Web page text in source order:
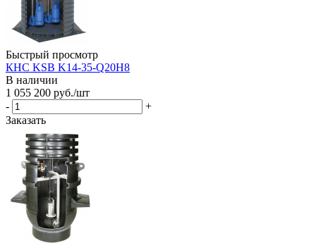
Быстрый просмотр
КНС KSB K14-35-Q20H8
В наличии
1 055 200 руб./шт
-
+
Заказать